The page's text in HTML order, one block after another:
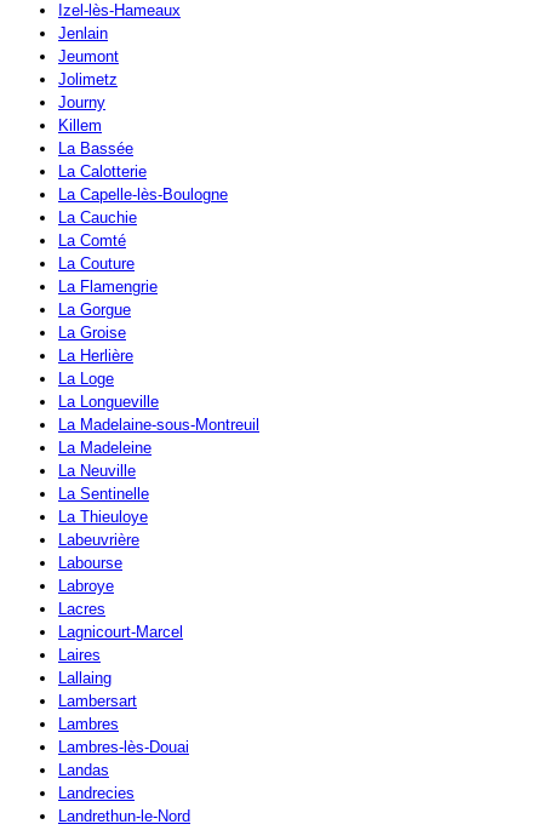
Izel-lès-Hameaux
Jenlain
Jeumont
Jolimetz
Journy
Killem
La Bassée
La Calotterie
La Capelle-lès-Boulogne
La Cauchie
La Comté
La Couture
La Flamengrie
La Gorgue
La Groise
La Herlière
La Loge
La Longueville
La Madelaine-sous-Montreuil
La Madeleine
La Neuville
La Sentinelle
La Thieuloye
Labeuvrière
Labourse
Labroye
Lacres
Lagnicourt-Marcel
Laires
Lallaing
Lambersart
Lambres
Lambres-lès-Douai
Landas
Landrecies
Landrethun-le-Nord